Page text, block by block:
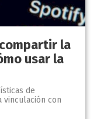
la
usar la
de
con